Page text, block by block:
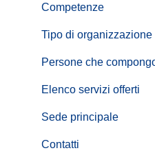
Competenze
Tipo di organizzazione
Persone che
Elenco servizi offerti
Sede principale
Contatti